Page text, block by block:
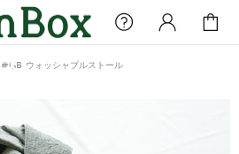
#GB ウォッシャブルストール